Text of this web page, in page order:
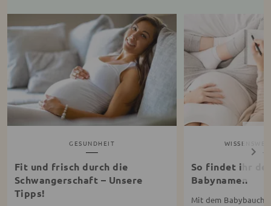
GESUNDHEIT
Fit und frisch durch die
Schwangerschaft – Unsere
Tipps!
So findet ihr
Babynamen
Mit dem Babybauch